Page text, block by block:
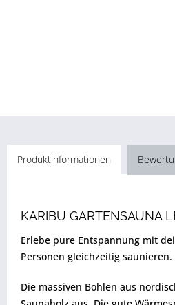
Produktinformationen
KARIBU GARTENSAUNA
Erlebe pure Entspannung mit
Personen gleichzeitig saunieren.
Die massiven Bohlen aus